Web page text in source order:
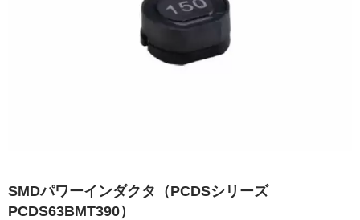
SMDパワーインダクタ（PCDSシリーズ
PCDS63BMT390）